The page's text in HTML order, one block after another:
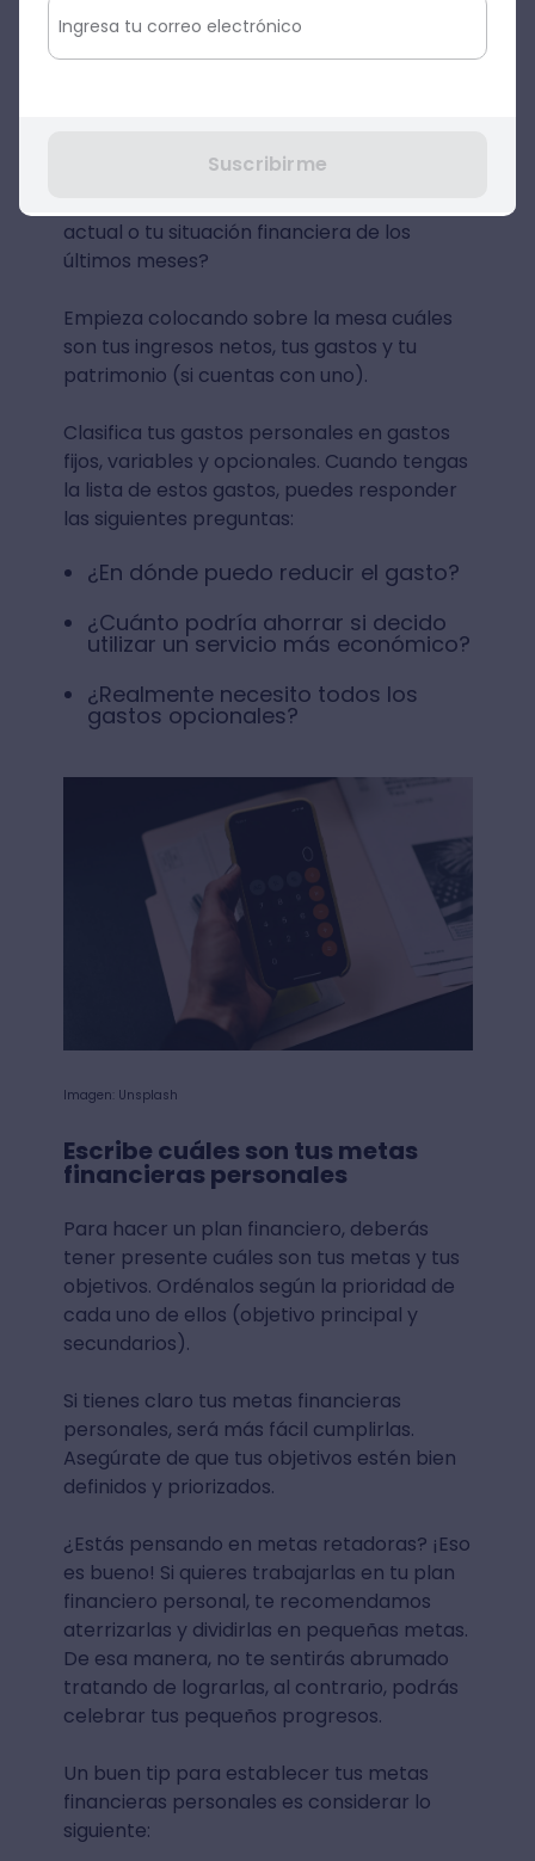
Pon en marcha esta estructura de un plan
financiero personal y será fácil organizar
¿Cuáles son tus finanzas
personales actuales?
actual o tu situación financiera de los
últimos meses?
Empieza colocando sobre la mesa cuáles
son tus ingresos netos, tus gastos y tu
patrimonio (si cuentas con uno).
Clasifica tus gastos personales en gastos
fijos, variables y opcionales. Cuando tengas
la lista de estos gastos, puedes responder
las siguientes preguntas:
¿En dónde puedo reducir el gasto?
¿Cuánto podría ahorrar si decido
utilizar un servicio más económico?
¿Realmente necesito todos los
gastos opcionales?
Imagen: Unsplash
Escribe cuáles son tus metas
financieras personales
Para hacer un plan financiero, deberás
tener presente cuáles son tus metas y tus
objetivos. Ordénalos según la prioridad de
cada uno de ellos (objetivo principal y
secundarios).
Si tienes claro tus metas financieras
personales, será más fácil cumplirlas.
Asegúrate de que tus objetivos estén bien
definidos y priorizados.
¿Estás pensando en metas retadoras? ¡Eso
es bueno! Si quieres trabajarlas en tu plan
financiero personal, te recomendamos
aterrizarlas y dividirlas en pequeñas metas.
De esa manera, no te sentirás abrumado
tratando de lograrlas, al contrario, podrás
celebrar tus pequeños progresos.
Un buen tip para establecer tus metas
financieras personales es considerar lo
siguiente:
Suscribirme